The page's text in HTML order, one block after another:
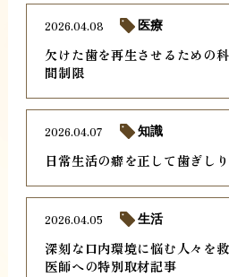
欠けた歯を再生させるための
間制限
2026.04.08 医療
日常生活の癖を正して歯ぎし
2026.04.07 知識
深刻な口内環境に悩む人々を
医師への特別取材記事
2026.04.05 生活